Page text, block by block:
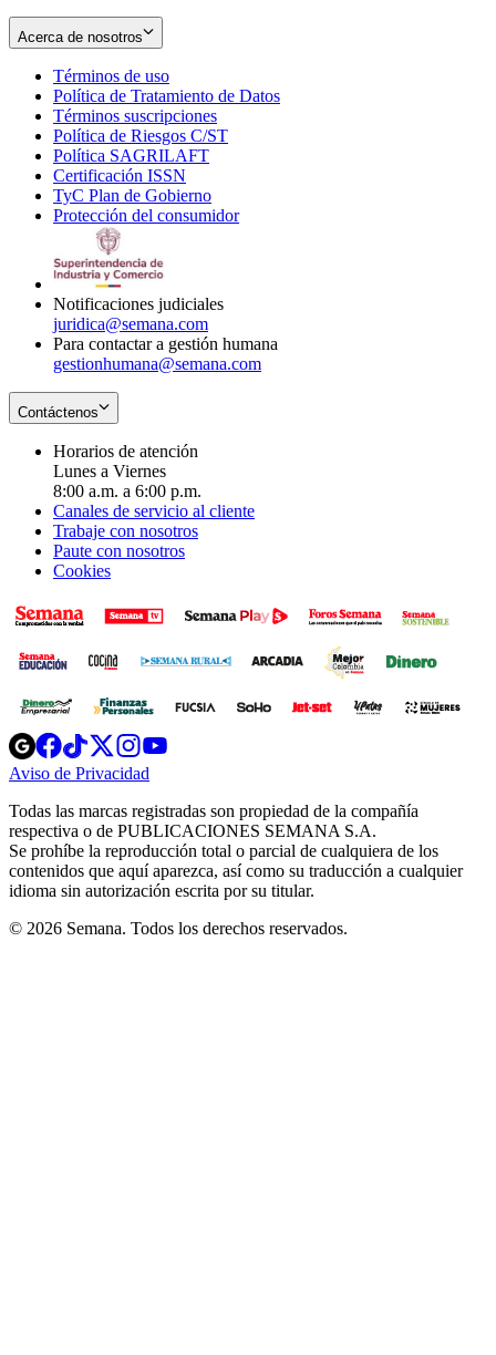
Acerca de nosotros
Términos de uso
in
new
window
Política de Tratamiento de Datos
Términos suscripciones
in
Política de Riesgos C/ST
Política SAGRILAFT
new
window
Certificación ISSN
in
new
TyC Plan de Gobierno
in
Protección del consumidorOpens
Notificaciones judiciales
juridica@semana.com
Para contactar a gestión humana
gestionhumana@semana.com
Contáctenos
Horarios de atención
Lunes a Viernes
8:00 a.m. a 6:00 p.m.
Canales de servicio al cliente
Trabaje con nosotros
Paute con nosotros
Cookies
Opens
in
new
Opens
in
new
Opens
in
new
window
Opens
new
windowwindow
Aviso de Privacidad
new
window
Todas las marcas registradas son propiedad de la compañía
respectiva o de PUBLICACIONES SEMANA S.A.
Se prohíbe la reproducción total o parcial de cualquiera de los
contenidos que aquí aparezca, así como su traducción a cualquier
idioma sin autorización escrita por su titular.
© 2026 Semana. Todos los derechos reservados.